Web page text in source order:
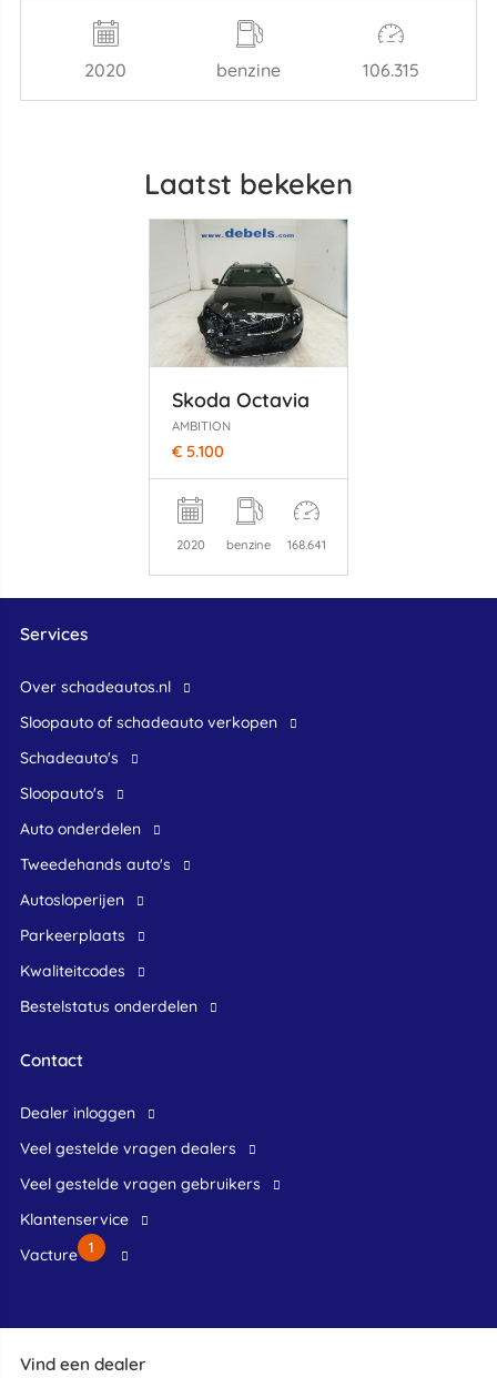
2020 benzine 106.315
Laatst bekeken
Skoda Octavia
AMBITION
€ 5.100
2020 benzine 168.641
Vind een dealer
Services
Over schadeautos.nl
Sloopauto of schadeauto verkopen
Schadeauto's
Sloopauto's
Auto onderdelen
Tweedehands auto's
Autosloperijen
Parkeerplaats
Kwaliteitcodes
Bestelstatus onderdelen
Contact
dealer inloggen
veel gestelde vragen dealers
veel gestelde vragen gebruikers
klantenservice
Vacture
1